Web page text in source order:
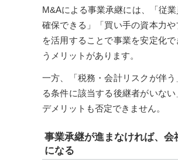
M&Aによる事業承継には、「従
確保できる」「買い手の資本力や
を活用することで事業を安定化
うメリットがあります。
一方、「税務・会計リスクが伴う
る条件に該当する後継者がいない
デメリットも否定できません。
事業承継が進まなければ、会
になる